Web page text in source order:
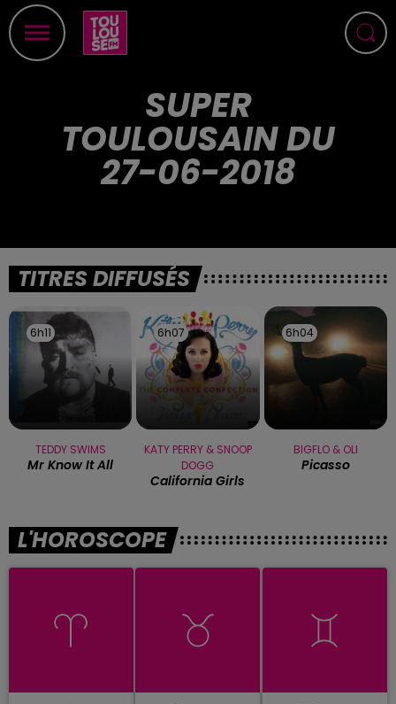
SUPER
TOULOUSAIN DU
27-06-2018
TITRES DIFFUSÉS
6h11
6h11
TEDDY SWIMS
Mr Know It All
6h07
6h07
KATY PERRY & SNOOP
DOGG
California Girls
6h04
6h04
BIGFLO & OLI
Picasso
L'HOROSCOPE